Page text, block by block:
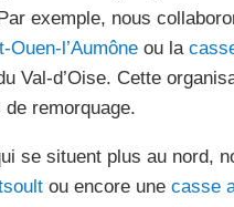
exemple, nous
l’Aumôneou la
Val-d’Oise. Cette
remorquage.
se situent plus au nord,
ou encore une casse